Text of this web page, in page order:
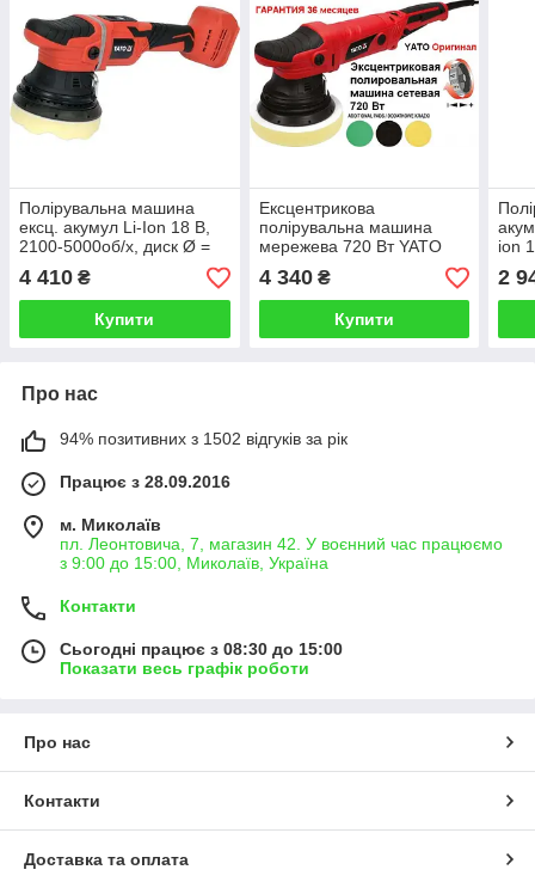
Полірувальна машина
ексц. акумул Li-Ion 18 В,
2100-5000об/х, диск Ø =
акумулятора) YATO
4 410 ₴
Купити
Ексцентрикова
полірувальна машина
мережева 720 Вт YATO
4 340₴
Купити
ion
2
Про нас
94% позитивних з 1502 відгуків за рік
Працює з 28.09.2016
м. Миколаїв
пл. Леонтовича, 7, магазин 42. У воєнний час працюємо
з 9:00 до 15:00, Миколаїв, Україна
Контакти
Сьогодні працює з 08:30 до 15:00
Показати весь графік роботи
Про нас
Контакти
Доставка та оплата